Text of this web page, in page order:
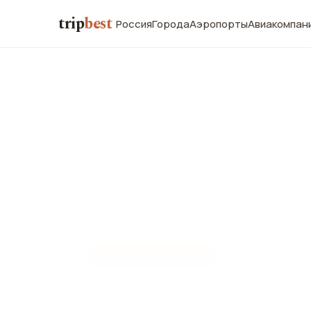
tripbest РоссияГородаАэропорты